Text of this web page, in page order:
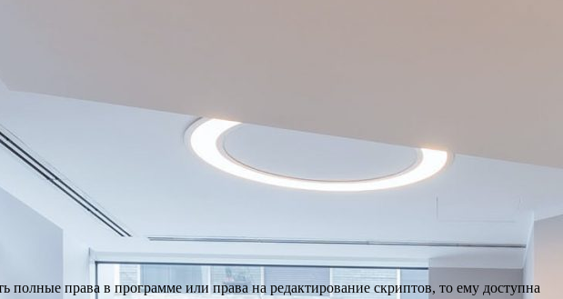
права в программе или права на редактирование скриптов, то ему доступна